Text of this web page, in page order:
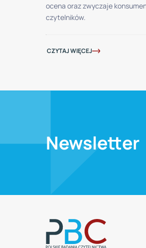
ocena oraz zwyczaje
czytelników.
CZYTAJ WIĘCEJ
Newsletter